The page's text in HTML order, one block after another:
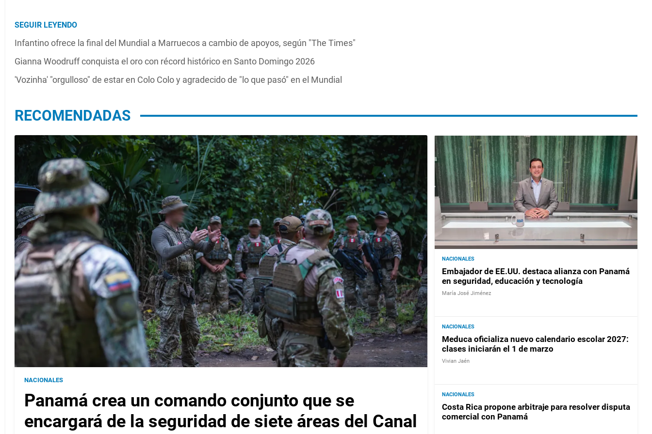
SEGUIR LEYENDO
Infantino ofrece la final del Mundial a Marruecos a cambio de apoyos, según "The Times"
Gianna Woodruff conquista el oro con récord histórico en Santo Domingo 2026
'Vozinha' "orgulloso" de estar en Colo Colo y agradecido de "lo que pasó" en el Mundial
RECOMENDADAS
NACIONALES
Panamá crea un comando conjunto que se
encargará de la seguridad de siete áreas del Canal
NACIONALES
Embajador de EE.UU. destaca alianza con Panamá
en seguridad, educación y tecnología
María José Jiménez
NACIONALES
Meduca oficializa nuevo calendario escolar 2027:
clases iniciarán el 1 de marzo
Vivian Jaén
NACIONALES
Costa Rica propone arbitraje para resolver disputa
comercial con Panamá